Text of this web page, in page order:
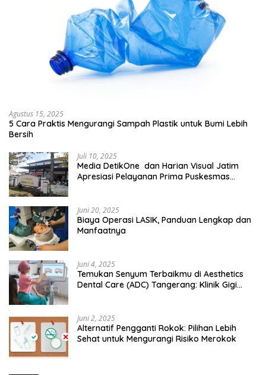
Agustus 15, 2025
5 Cara Praktis Mengurangi Sampah Plastik untuk Bumi Lebih
Bersih
Juli 10, 2025
Media DetikOne dan Harian Visual Jatim
Apresiasi Pelayanan Prima Puskesmas
Juni 20, 2025
Biaya Operasi LASIK, Panduan Lengkap dan
Manfaatnya
Juni 4, 2025
Temukan Senyum Terbaikmu di Aesthetics
Dental Care (ADC) Tangerang: Klinik Gigi
Juni 2, 2025
Alternatif Pengganti Rokok: Pilihan Lebih
Sehat untuk Mengurangi Risiko Merokok